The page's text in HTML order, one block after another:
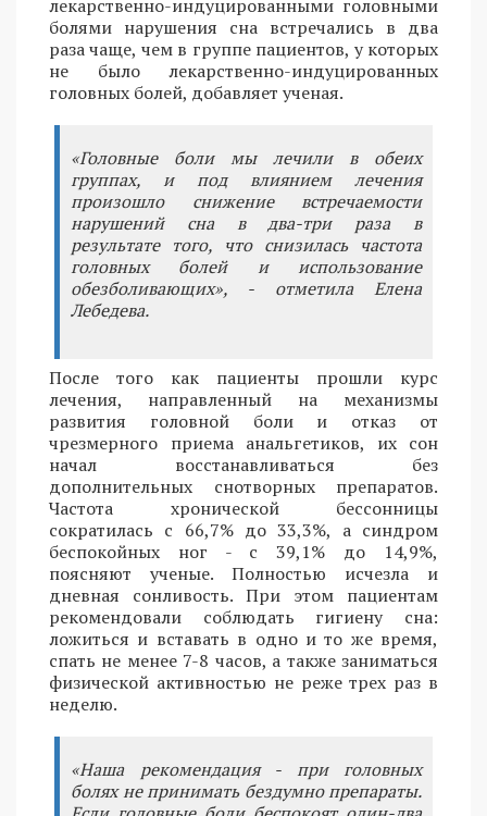
лекарственно-индуцированными головными
болями нарушения сна встречались в два
раза чаще, чем в группе пациентов, у которых
не было лекарственно-индуцированных
головных болей, добавляет ученая.
«Головные боли мы лечили в обеих
группах, и под влиянием лечения
произошло снижение встречаемости
нарушений сна в два-три раза в
результате того, что снизилась частота
головных болей и использование
обезболивающих», - отметила Елена
Лебедева.
После того как пациенты прошли курс
лечения, направленный на механизмы
развития головной боли и отказ от
чрезмерного приема анальгетиков, их сон
начал восстанавливаться без
дополнительных снотворных препаратов.
Частота хронической бессонницы
сократилась с 66,7% до 33,3%, а синдром
беспокойных ног - с 39,1% до 14,9%,
поясняют ученые. Полностью исчезла и
дневная сонливость. При этом пациентам
рекомендовали соблюдать гигиену сна:
ложиться и вставать в одно и то же время,
спать не менее 7-8 часов, а также заниматься
физической активностью не реже трех раз в
неделю.
«Наша рекомендация - при головных
болях не принимать бездумно препараты.